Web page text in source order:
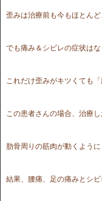
歪みは治療前も今もほとん
でも痛み＆シビレの症状はな
これだけ歪みがキツくても
この患者さんの場合、治療
肋骨周りの筋肉が動くように
結果、腰痛、足の痛みとシ